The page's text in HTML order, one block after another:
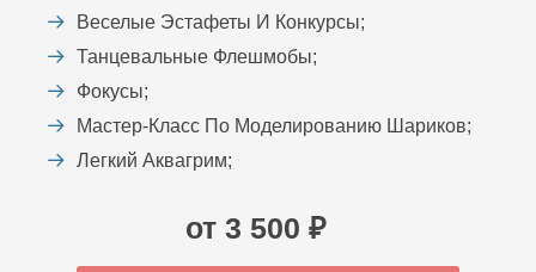
Веселые Эстафеты И Конкурсы;
Танцевальные Флешмобы;
Фокусы;
Мастер-Класс По Моделированию Шариков;
Легкий Аквагрим;
от 3 500 ₽